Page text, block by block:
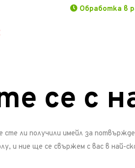
Обработка в
се с
ли получили имейл за
и ние ще се свържем с вас в най-